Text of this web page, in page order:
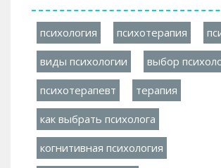
психология психотерапия
виды психологии выбор
психотерапевт терапия
как выбрать психолога
когнитивная психология